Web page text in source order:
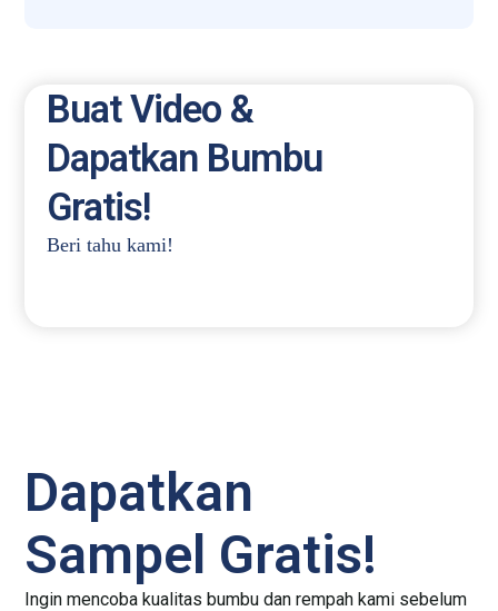
Buat Video &
Dapatkan Bumbu
Gratis!
Beri tahu kami!
Dapatkan
Sampel Gratis!
Ingin mencoba kualitas bumbu dan rempah kami sebelum